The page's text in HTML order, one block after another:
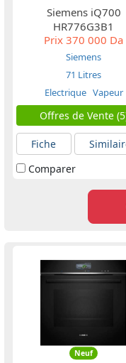
Siemens iQ700
HR776G3B1
Prix 370 000 Da
Siemens
71 Litres
Electrique Vapeur
Offres de Vente
Fiche
Comparer
Neuf